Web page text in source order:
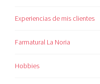
Experiencias de mis clientes
Farmatural La Noria
Hobbies